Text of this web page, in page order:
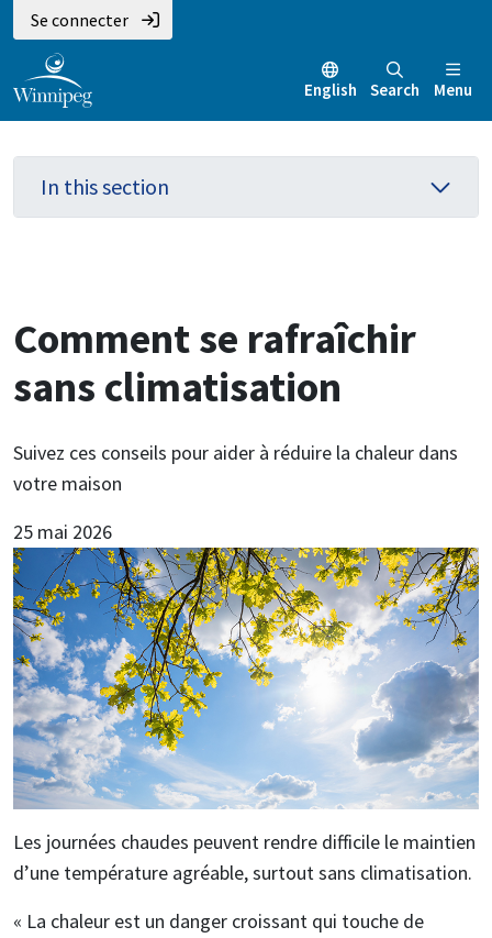
Aller
au
contenu
principal
Skip
to
main
menu
Skip
to
footer
Se connecter
English Search Menu
In this section
Comment se rafraîchir
sans climatisation
Suivez ces conseils pour aider à réduire la chaleur dans
votre maison
25 mai 2026
Les journées chaudes peuvent rendre difficile le maintien
d’une température agréable, surtout sans climatisation.
« La chaleur est un danger croissant qui touche de